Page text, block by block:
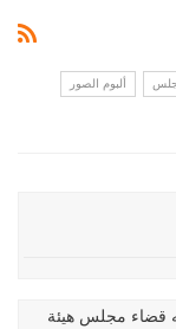
ألبوم الصور
قضاء مجلس هيئة